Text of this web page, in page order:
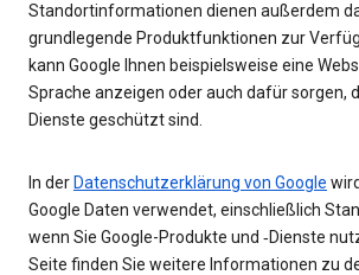
Standortinformationen dienen außerdem
grundlegende Produktfunktionen zur
kann Google Ihnen beispielsweise eine
Sprache anzeigen oder auch dafür sorgen,
Dienste geschützt sind.
In der Datenschutzerklärung von Google
Google Daten verwendet, einschließlich
wenn Sie Google-Produkte und ‑Dienste
Seite finden Sie weitere Informationen zu